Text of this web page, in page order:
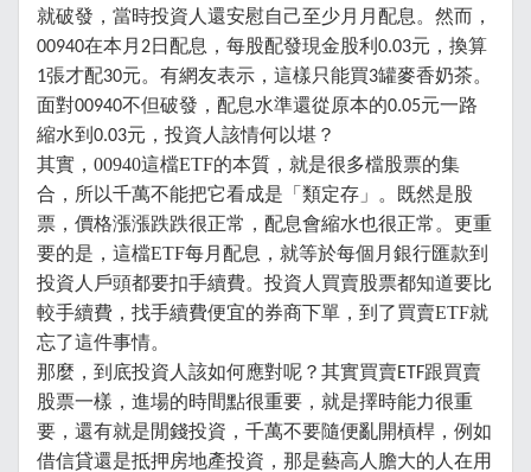
就破發，當時投資人還安慰自己至少月月配息。然而，
00940在本月 2日配息，每股配發現金股利 0.03元，換算
1張才配30元。有網友表示，這樣只能買3罐麥香奶茶。
面對00940不但破發，配息水準還從原本的0.05元一路
縮水到 0.03元，投資人該情何以堪 ？
其實，00940這檔ETF的本質，就是很多檔股票的集
合，所以千萬不能把它看成是「類定存」。既然是股
票，價格漲漲跌跌很正常，配息會縮水也很正常。更重
要的是，這檔ETF每月配息，就等於每個月銀行匯款到
投資人戶頭都要扣手續費。投資人買賣股票都知道要比
較手續費，找手續費便宜的券商下單，到了買賣ETF就
忘了這件事情。
那麼，到底投資人該如何應對呢 ？ 其實買賣ETF跟買賣
股票一樣，進場的時間點很重要，就是擇時能力很重
要，還有就是閒錢投資，千萬不要隨便亂開槓桿，例如
借信貸還是抵押房地產投資，那是藝高人膽大的人在用